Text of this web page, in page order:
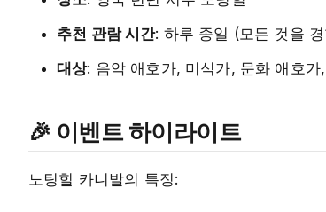
추천 관람 시간: 하루 종일 (모든 것을
대상: 음악 애호가, 미식가, 문화 애호
🎉 이벤트 하이라이트
노팅힐 카니발의 특징: